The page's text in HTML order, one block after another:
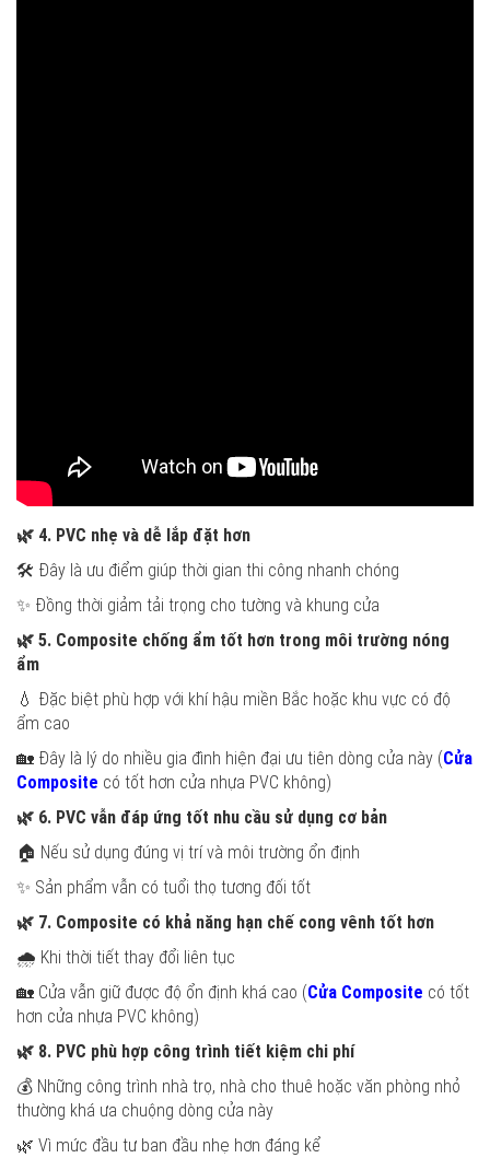
🌿 4. PVC nhẹ và dễ lắp đặt hơn
🛠️ Đây là ưu điểm giúp thời gian thi công nhanh chóng
✨ Đồng thời giảm tải trọng cho tường và khung cửa
🌿 5. Composite chống ẩm tốt hơn trong môi trường nóng
ẩm
💧 Đặc biệt phù hợp với khí hậu miền Bắc hoặc khu vực có độ
ẩm cao
🏡 Đây là lý do nhiều gia đình hiện đại ưu tiên dòng cửa này (Cửa
Composite có tốt hơn cửa nhựa PVC không)
🌿 6. PVC vẫn đáp ứng tốt nhu cầu sử dụng cơ bản
🏠 Nếu sử dụng đúng vị trí và môi trường ổn định
✨ Sản phẩm vẫn có tuổi thọ tương đối tốt
🌿 7. Composite có khả năng hạn chế cong vênh tốt hơn
🌧️ Khi thời tiết thay đổi liên tục
🏡 Cửa vẫn giữ được độ ổn định khá cao (Cửa Composite có tốt
hơn cửa nhựa PVC không)
🌿 8. PVC phù hợp công trình tiết kiệm chi phí
💰 Những công trình nhà trọ, nhà cho thuê hoặc văn phòng nhỏ
thường khá ưa chuộng dòng cửa này
🌿 Vì mức đầu tư ban đầu nhẹ hơn đáng kể